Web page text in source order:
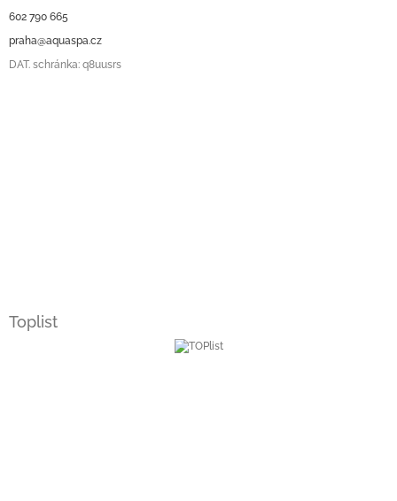
602 790 665
praha@aquaspa.cz
DAT. schránka: q8uusrs
Toplist